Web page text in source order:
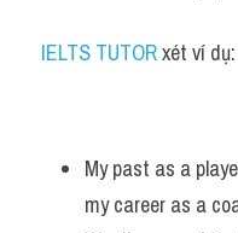
IELTS TUTOR xét ví dụ:
My past as a
my career as a